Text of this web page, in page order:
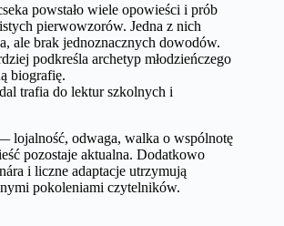
powstało wiele opowieści i prób
pierwowzorów. Jedna z nich
ale brak jednoznacznych dowodów.
podkreśla archetyp młodzieńczego
biografię.
trafia do lektur szkolnych i
lojalność, odwaga, walka o wspólnotę
pozostaje aktualna. Dodatkowo
i liczne adaptacje utrzymują
pokoleniami czytelników.